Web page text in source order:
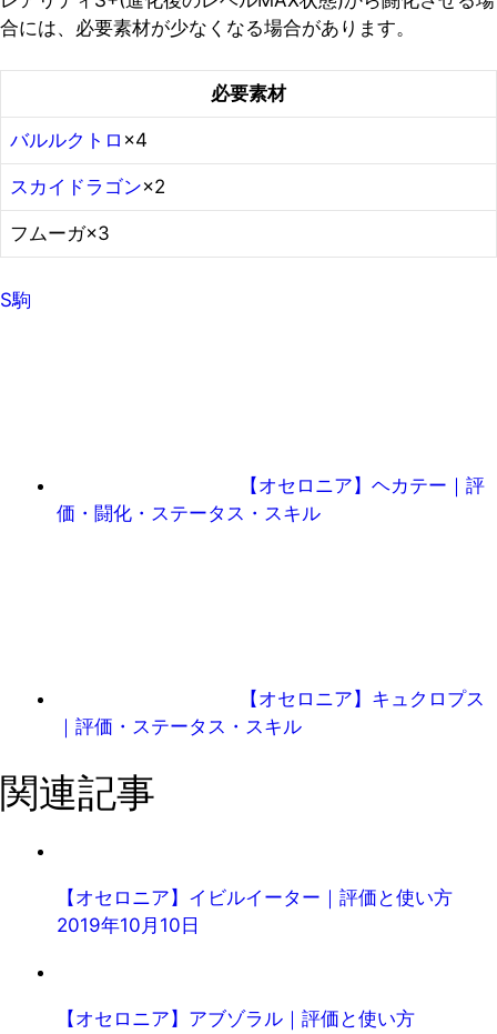
合には、必要素材が少なくなる場合があります。
必要素材
バルルクトロ ×4
スカイドラゴン×2
フムーガ×3
S駒
【オセロニア】ヘカテー｜評
価・闘化・ステータス・スキル
【オセロニア】キュクロプス
｜評価・ステータス・スキル
関連記事
【オセロニア】イビルイーター｜評価と使い方
2019年10月10日
【オセロニア】アブゾラル｜評価と使い方